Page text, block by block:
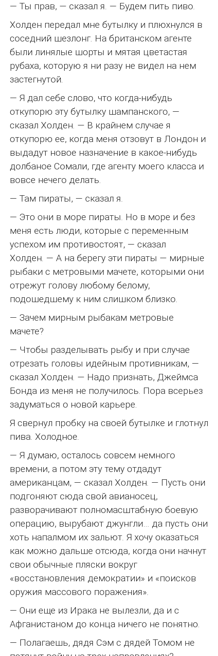
— Ты прав, — сказал я. — Будем пить пиво.
Холден передал мне бутылку и плюхнулся в
соседний шезлонг. На британском агенте
были линялые шорты и мятая цветастая
рубаха, которую я ни разу не видел на нем
застегнутой.
— Я дал себе слово, что когда-нибудь
откупорю эту бутылку шампанского, —
сказал Холден. — В крайнем случае я
откупорю ее, когда меня отзовут в Лондон и
выдадут новое назначение в какое-нибудь
долбаное Сомали, где агенту моего класса и
вовсе нечего делать.
— Там пираты, — сказал я.
— Это они в море пираты. Но в море и без
меня есть люди, которые с переменным
успехом им противостоят, — сказал
Холден. — А на берегу эти пираты — мирные
рыбаки с метровыми мачете, которыми они
отрежут голову любому белому,
подошедшему к ним слишком близко.
— Зачем мирным рыбакам метровые
мачете?
— Чтобы разделывать рыбу и при случае
отрезать головы идейным противникам, —
сказал Холден. — Надо признать, Джеймса
Бонда из меня не получилось. Пора всерьез
задуматься о новой карьере.
Я свернул пробку на своей бутылке и глотнул
пива. Холодное.
— Я думаю, осталось совсем немного
времени, а потом эту тему отдадут
американцам, — сказал Холден. — Пусть они
подгоняют сюда свой авианосец,
разворачивают полномасштабную боевую
операцию, вырубают джунгли… да пусть они
хоть напалмом их зальют. Я хочу оказаться
как можно дальше отсюда, когда они начнут
свои обычные пляски вокруг
«восстановления демократии» и «поисков
оружия массового поражения».
— Они еще из Ирака не вылезли, да и с
Афганистаном до конца ничего не понятно.
— Полагаешь, дядя Сэм с дядей Томом не